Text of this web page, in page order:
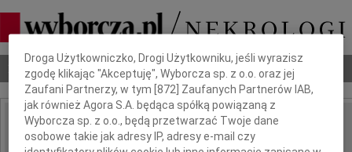
Nekrologi Odeszli Poradnik pogrzebowy
IMIĘ I NAZWISKO: Łucja Badora
Dbamy o Twoją prywatność
Droga Użytkowniczko, Drogi Użytkowniku, jeśli wyrazisz
zgodę klikając "Akceptuję", Wyborcza sp. z o.o. oraz jej
Zaufani Partnerzy, w tym [872 ] Zaufanych Partnerów IAB,
jak również Agora S.A. będąca spółką powiązaną z
Wyborcza sp. z o.o., będą przetwarzać Twoje dane
osobowe takie jak adresy IP, adresy e-mail czy